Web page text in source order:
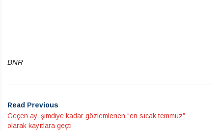
BNR
Read Previous
Geçen ay, şimdiye kadar gözlemlenen “en sıcak temmuz”
olarak kayıtlara geçti